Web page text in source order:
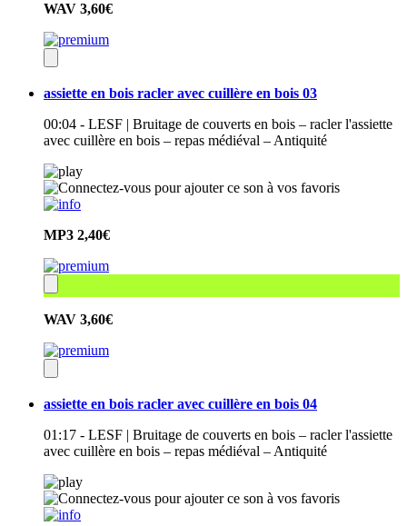
WAV 3,60€
assiette en bois racler avec cuillère en bois 03
00:04 - LESF | Bruitage de couverts en bois – racler l'assiette
avec cuillère en bois – repas médiéval – Antiquité
MP3 2,40€
WAV 3,60€
assiette en bois racler avec cuillère en bois 04
01:17 - LESF | Bruitage de couverts en bois – racler l'assiette
avec cuillère en bois – repas médiéval – Antiquité